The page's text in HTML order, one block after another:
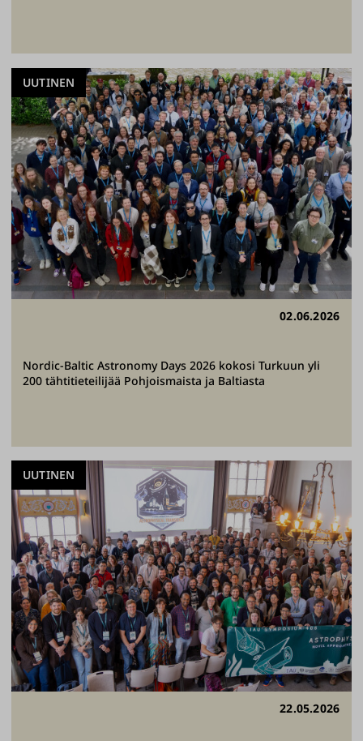
02.06.2026
Nordic-Baltic Astronomy Days 2026 kokosi Turkuun yli
200 tähtitieteilijää Pohjoismaista ja Baltiasta
UUTINEN
22.05.2026
UUTINEN